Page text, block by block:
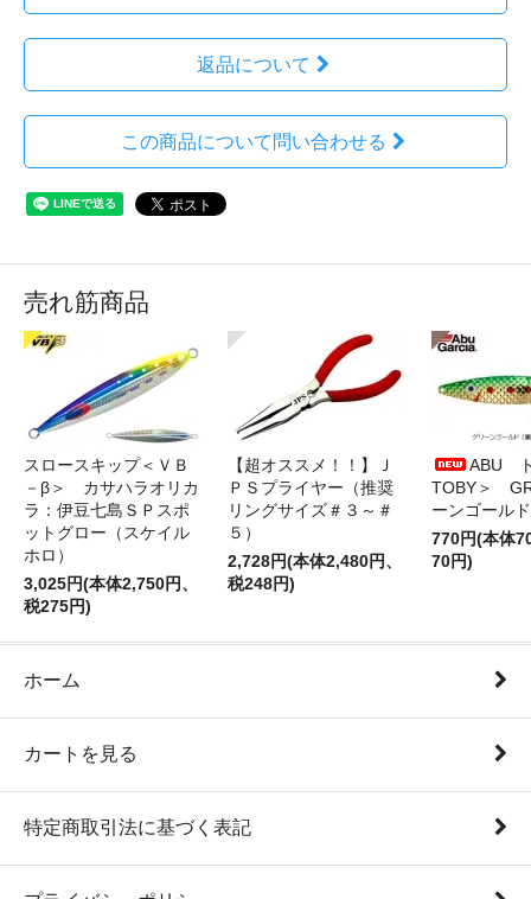
返品について
この商品について問い合わせる
売れ筋商品
スロースキップ＜ＶＢ
－β＞ カサハラオリカ
ラ：伊豆七島ＳＰスポ
ットグロー（スケイル
ホロ）
3,025円(本体2,750円、
税275円)
【超オススメ！！】Ｊ
ＰＳプライヤー（推奨
リングサイズ＃３～＃
５）
2,728円(本体2,480円、
税248円)
ABU
TOBY＞
ーンゴールド
770円(本体
70円)
ホーム
カートを見る
特定商取引法に基づく表記